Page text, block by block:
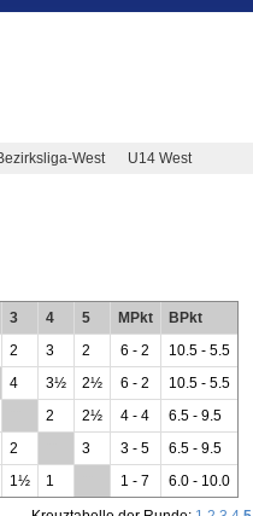
West U14 West
3 4 5 MPkt
BPkt
2 3 2 6 - 2
10.5 - 5.5
4 3½ 2½ 6 - 2
10.5 - 5.5
2 2½ 4 - 4
6.5 - 9.5
2 3 3 - 5
6.5 - 9.5
1½ 1 1 - 7 6.0 - 10.0